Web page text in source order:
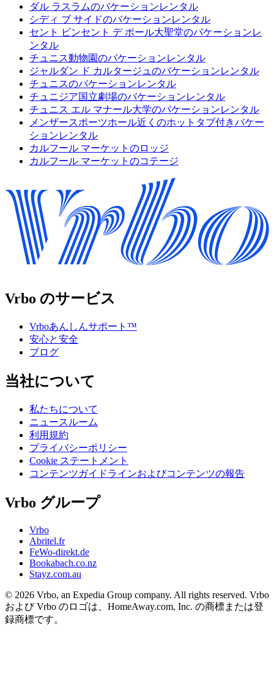
ダル ラスラムのバケーションレンタル
シディ ブ サイドのバケーションレンタル
セント ビンセント デ ポール大聖堂のバケーションレ
ンタル
チュニス動物園のバケーションレンタル
ジャルダン ド カルタージュのバケーションレンタル
チュニスのバケーションレンタル
チュニジア国立劇場のバケーションレンタル
チュニス エル マナール大学のバケーションレンタル
メンザースポーツホール近くのホットタブ付きバケー
ションレンタル
カルフール マーケットのロッジ
カルフール マーケットのコテージ
Vrbo のサービス
Vrboあんしんサポート™
安心と安全
ブログ
当社について
私たちについて
ニュースルーム
利用規約
プライバシーポリシー
Cookie ステートメント
コンテンツガイドラインおよびコンテンツの報告
Vrbo グループ
Vrbo
Abritel.fr
FeWo-direkt.de
Bookabach.co.nz
Stayz.com.au
© 2026 Vrbo, an Expedia Group company. All rights reserved. Vrbo
および Vrbo のロゴは、HomeAway.com, Inc. の商標または登
録商標です。